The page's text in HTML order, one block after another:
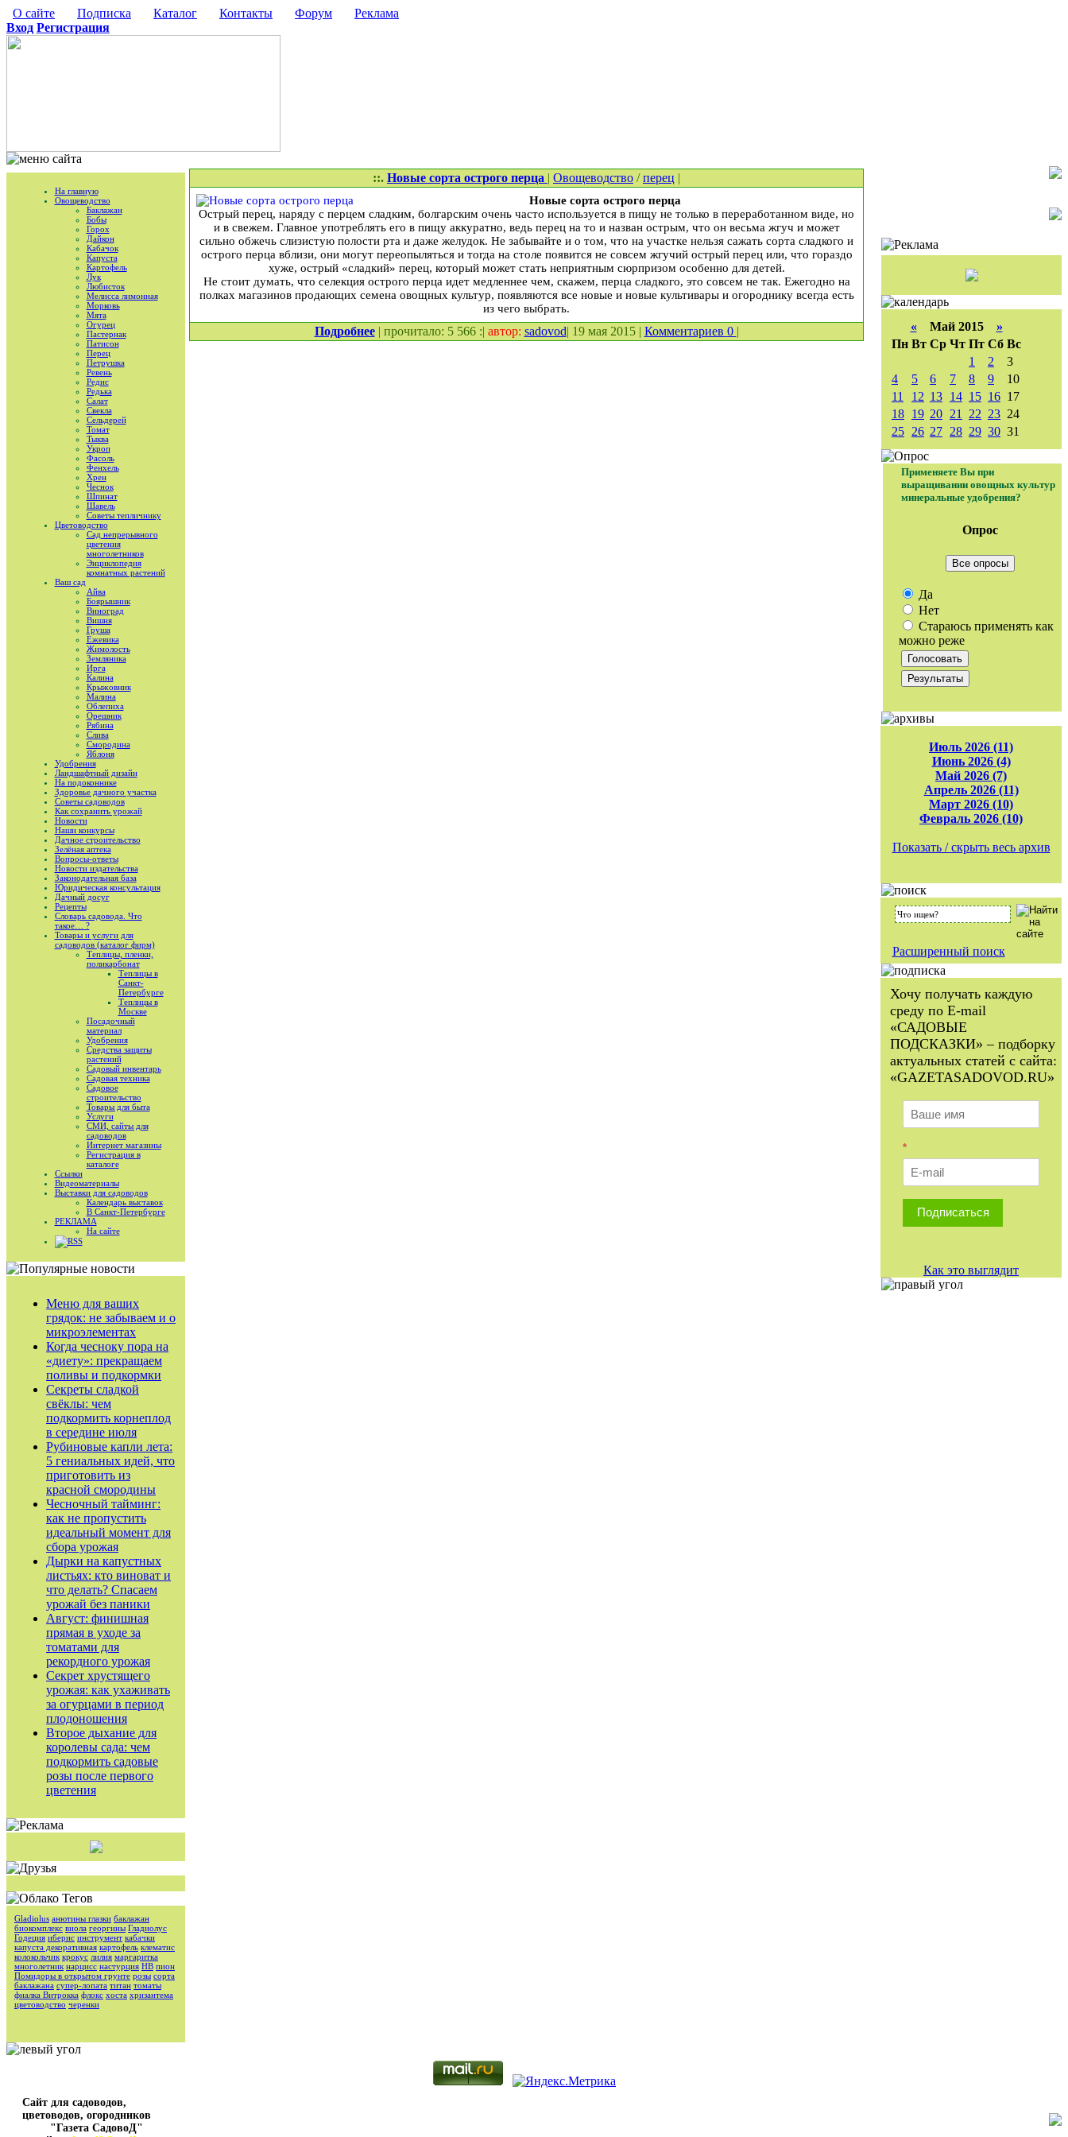
О сайте Подписка Каталог Контакты Форум
Реклама
Вход Регистрация
На главную
Овощеводство
Баклажан
Бобы
Горох
Дайкон
Кабачок
Капуста
Картофель
Лук
Любисток
Мелисса лимонная
Морковь
Мята
Огурец
Пастернак
Патисон
Перец
Петрушка
Ревень
Редис
Редька
Салат
Свекла
Сельдерей
Томат
Тыква
Укроп
Фасоль
Фенхель
Хрен
Чеснок
Шпинат
Шавель
Советы тепличнику
Цветоводство
Сад непрерывного
цветения
многолетников
Энциклопедия
комнатных растений
Ваш сад
Айва
Боярышник
Виноград
Вишня
Груша
Ежевика
Жимолость
Земляника
Ирга
Калина
Крыжовник
Малина
Облепиха
Орешник
Рябина
Слива
Смородина
Яблоня
Удобрения
Ландшафтный дизайн
На подоконнике
Здоровье дачного участка
Советы садоводов
Как сохранить урожай
Новости
Наши конкурсы
Дачное строительство
Зелёная аптека
Вопросы-ответы
Новости издательства
Законодательная база
Юридическая консультация
Дачный досуг
Рецепты
Словарь садовода. Что
такое… ?
Товары и услуги для
садоводов (каталог фирм)
Теплицы, пленки,
поликарбонат
Теплицы в
Санкт-
Петербурге
Теплицы в
Москве
Посадочный
материал
Удобрения
Средства защиты
растений
Садовый инвентарь
Садовая техника
Садовое
строительство
Товары для быта
Услуги
СМИ, сайты для
садоводов
Интернет магазины
Регистрация в
каталоге
Ссылки
Видеоматериалы
Выставки для садоводов
Календарь выставок
В Санкт-Петербурге
РЕКЛАМА
На сайте
RSS
Меню для ваших
грядок: не забываем и о
микроэлементах
Когда чесноку пора на
«диету»: прекращаем
поливы и подкормки
Секреты сладкой
свёклы: чем
подкормить корнеплод
в середине июля
Рубиновые капли лета:
5 гениальных идей, что
приготовить из
красной смородины
Чесночный тайминг:
как не пропустить
идеальный момент для
сбора урожая
Дырки на капустных
листьях: кто виноват и
что делать? Спасаем
урожай без паники
Август: финишная
прямая в уходе за
томатами для
рекордного урожая
Секрет хрустящего
урожая: как ухаживать
за огурцами в период
плодоношения
Второе дыхание для
королевы сада: чем
подкормить садовые
розы после первого
цветения
Gladiolus анютины глазки баклажан
биокомплекс виола георгины Гладиолус
Годеция иберис инструмент кабачки
капуста декоративная картофель клематис
колокольчик крокус лилия маргаритка
многолетник нарцисс настурция НВ пион
Помидоры в открытом грунте розы сорта
баклажана супер-лопата титан томаты
фиалка Витрокка флокс хоста хризантема
цветоводство черенки
::. Новые сорта острого перца | Овощеводство /перец |
Новые сорта острого перца
Острый перец, наряду с перцем сладким, болгарским очень часто используется в пищу не только в переработанном виде, но
и в свежем. Главное употреблять его в пищу аккуратно, ведь перец на то и назван острым, что он весьма жгуч и может
сильно обжечь слизистую полости рта и даже желудок. Не забывайте и о том, что на участке нельзя сажать сорта сладкого и
острого перца вблизи, они могут переопыляться и тогда на столе появится не совсем жгучий острый перец или, что гораздо
хуже, острый «сладкий» перец, который может стать неприятным сюрпризом особенно для детей.
Не стоит думать, что селекция острого перца идет медленнее чем, скажем, перца сладкого, это совсем не так. Ежегодно на
полках магазинов продающих семена овощных культур, появляются все новые и новые культивары и огороднику всегда есть
из чего выбрать.
Подробнее| прочитало: 5 566 :| автор: sadovod| 19 мая 2015 | Комментариев 0 | «Май 2015 »
Пн Вт Ср Чт Пт Сб Вс
1
2
3
4
5 6 7 8 9
10
11
12 13 14 15 16 17
18 19 20 21 22 23 24
25 26 27 28 29 30 31
Применяете Вы при
выращивании овощных культур
минеральные удобрения?
Опрос
Все опросы
Да
Нет
Стараюсь применять как
можно реже
Июль 2026 (11)
Июнь 2026 (4)
Май 2026 (7)
Апрель 2026 (11)
Март 2026 (10)
Февраль 2026 (10)
Показать / скрыть весь архив
Расширенный поиск
Хочу получать каждую
среду по E-mail
«САДОВЫЕ
ПОДСКАЗКИ» – подборку
актуальных статей с сайта:
«GAZETASADOVOD.RU»
*
Подписаться
Как это выглядит
Сайт для садоводов,
цветоводов, огородников
"Газета СадовоД"